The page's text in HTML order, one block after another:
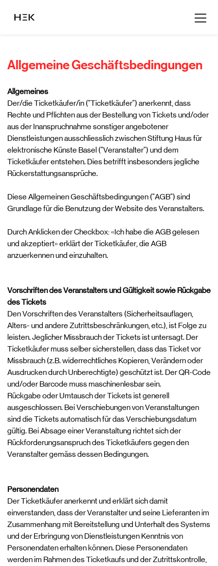
Allgemeine Geschäftsbedingungen
Allgemeines
Der/die Ticketkäufer/in ("Ticketkäufer") anerkennt, dass
Rechte und Pflichten aus der Bestellung von Tickets und/oder
aus der Inanspruchnahme sonstiger angebotener
Dienstleistungen ausschliesslich zwischen Stiftung Haus für
elektronische Künste Basel ("Veranstalter") und dem
Ticketkäufer entstehen. Dies betrifft insbesonders jegliche
Rückerstattungsansprüche.
Diese Allgemeinen Geschäftsbedingungen ("AGB") sind
Grundlage für die Benutzung der Website des Veranstalters.
Durch Anklicken der Checkbox: «Ich habe die AGB gelesen
und akzeptiert» erklärt der Ticketkäufer, die AGB
anzuerkennen und einzuhalten.
Vorschriften des Veranstalters und Gültigkeit sowie Rückgabe
des Tickets
Den Vorschriften des Veranstalters (Sicherheitsauflagen,
Alters- und andere Zutrittsbeschränkungen, etc.), ist Folge zu
leisten. Jeglicher Missbrauch der Tickets ist untersagt. Der
Ticketkäufer muss selber sicherstellen, dass das Ticket vor
Missbrauch (z.B. widerrechtliches Kopieren, Verändern oder
Ausdrucken durch Unberechtigte) geschützt ist. Der QR-Code
und/oder Barcode muss maschinenlesbar sein.
Rückgabe oder Umtausch der Tickets ist generell
ausgeschlossen. Bei Verschiebungen von Veranstaltungen
sind die Tickets automatisch für das Verschiebungsdatum
gültig. Bei Absage einer Veranstaltung richtet sich der
Rückforderungsanspruch des Ticketkäufers gegen den
Veranstalter gemäss dessen Bedingungen.
Personendaten
Der Ticketkäufer anerkennt und erklärt sich damit
einverstanden, dass der Veranstalter und seine Lieferanten im
Zusammenhang mit Bereitstellung und Unterhalt des Systems
und der Erbringung von Dienstleistungen Kenntnis von
Personendaten erhalten können. Diese Personendaten
werden im Rahmen des Ticketkaufs und der Zutrittskontrolle,